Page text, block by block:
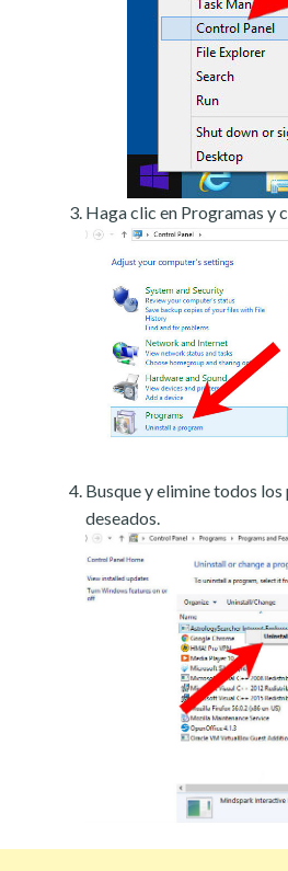
Haga clic en Programas y
Busque y elimine todos
deseados.